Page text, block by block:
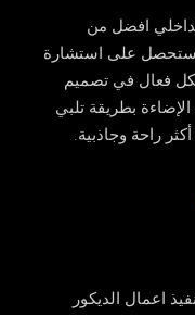
افضل من
ستحصل على استشارة
فعال في تصميم
بطريقة تلبي
راحة وجاذبية.
اعمال الديكور